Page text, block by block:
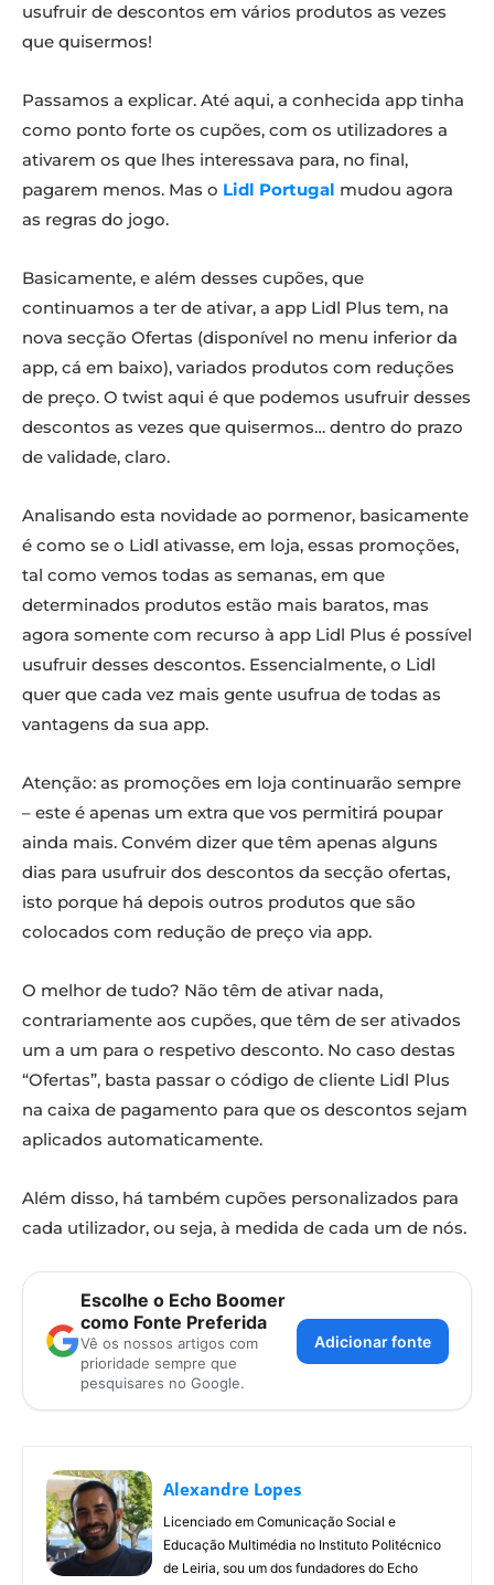
usufruir de descontos em vários produtos as vezes
que quisermos!
Passamos a explicar. Até aqui, a conhecida app tinha
como ponto forte os cupões, com os utilizadores a
ativarem os que lhes interessava para, no final,
pagarem menos. Mas o Lidl Portugal mudou agora
as regras do jogo.
Basicamente, e além desses cupões, que
continuamos a ter de ativar, a app Lidl Plus tem, na
nova secção Ofertas (disponível no menu inferior da
app, cá em baixo), variados produtos com reduções
de preço. O twist aqui é que podemos usufruir desses
descontos as vezes que quisermos… dentro do prazo
de validade, claro.
Analisando esta novidade ao pormenor, basicamente
é como se o Lidl ativasse, em loja, essas promoções,
tal como vemos todas as semanas, em que
determinados produtos estão mais baratos, mas
agora somente com recurso à app Lidl Plus é possível
usufruir desses descontos. Essencialmente, o Lidl
quer que cada vez mais gente usufrua de todas as
vantagens da sua app.
Atenção: as promoções em loja continuarão sempre
– este é apenas um extra que vos permitirá poupar
ainda mais. Convém dizer que têm apenas alguns
dias para usufruir dos descontos da secção ofertas,
isto porque há depois outros produtos que são
colocados com redução de preço via app.
O melhor de tudo? Não têm de ativar nada,
contrariamente aos cupões, que têm de ser ativados
um a um para o respetivo desconto. No caso destas
“Ofertas”, basta passar o código de cliente Lidl Plus
na caixa de pagamento para que os descontos sejam
aplicados automaticamente.
Além disso, há também cupões personalizados para
cada utilizador, ou seja, à medida de cada um de nós.
Escolhe o Echo Boomer
como Fonte Preferida
Vê os nossos artigos com
prioridade sempre que
pesquisares no Google.
Adicionar fonte
Alexandre Lopes
Licenciado em Comunicação Social e
Educação Multimédia no Instituto Politécnico
de Leiria, sou um dos fundadores do Echo